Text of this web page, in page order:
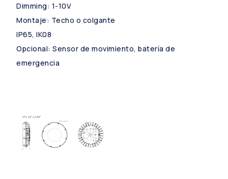
Dimming: 1-10V
Montaje: Techo o colgante
IP65, IK08
Opcional: Sensor de movimiento, batería de
emergencia